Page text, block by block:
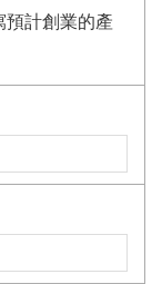
預計創業的產